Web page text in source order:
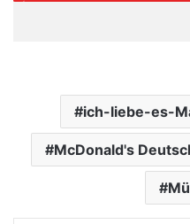
ich-liebe-es-
McDonald's